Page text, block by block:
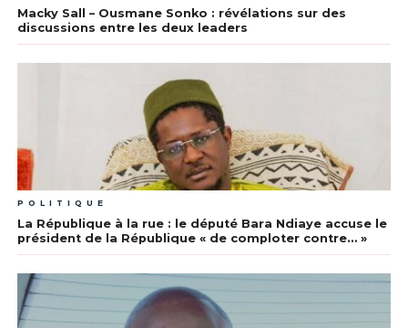
Macky Sall – Ousmane Sonko : révélations sur des
discussions entre les deux leaders
POLITIQUE
La République à la rue : le député Bara Ndiaye accuse le
président de la République « de comploter contre… »